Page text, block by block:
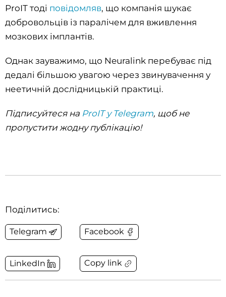
ProIT тоді повідомляв, що компанія шукає
добровольців із паралічем для вживлення
мозкових імплантів.
Однак зауважимо, що Neuralink перебуває під
дедалі більшою увагою через звинувачення у
неетичній дослідницькій практиці.
Підписуйтеся на ProIT у Telegram, щоб не
пропустити жодну публікацію!
Поділитись:
Telegram Facebook
LinkedIn Copy link